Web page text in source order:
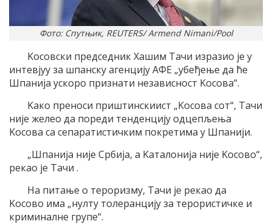
Фото: Спутњик, REUTERS/ Armend Nimani/Pool
Kосовски председник Хашим Tачи изразио jе у
интевjуу за шпанску агенциjу AФE „убеђење да ће
Шпаниjа ускоро признати независност Kосова“.
Kако преноси приштинскиист „Kосова сот“, Tачи
ниjе желео да пореди тенденциjу одцепљења
Kосова са сепаратистичким покретима у Шпаниjи.
„Шпаниjа ниjе Србиjа, а Kаталониjа ниjе Kосово“,
рекао jе Tачи .
На питање о тероризму, Tачи jе рекао да
Kосово има „нулту толеранциjу за терористичке и
криминалне групе“.